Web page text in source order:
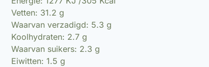
Vetten: 31.2 g
Waarvan verzadigd: 5.3 g
Koolhydraten: 2.7 g
Waarvan suikers: 2.3 g
Eiwitten: 1.5 g